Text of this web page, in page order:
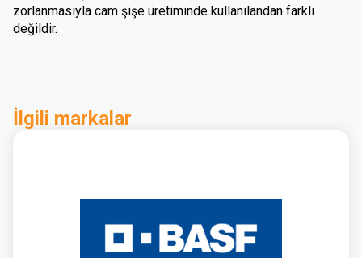
zorlanmasıyla cam şişe üretiminde kullanılandan farklı
değildir.
İlgili markalar